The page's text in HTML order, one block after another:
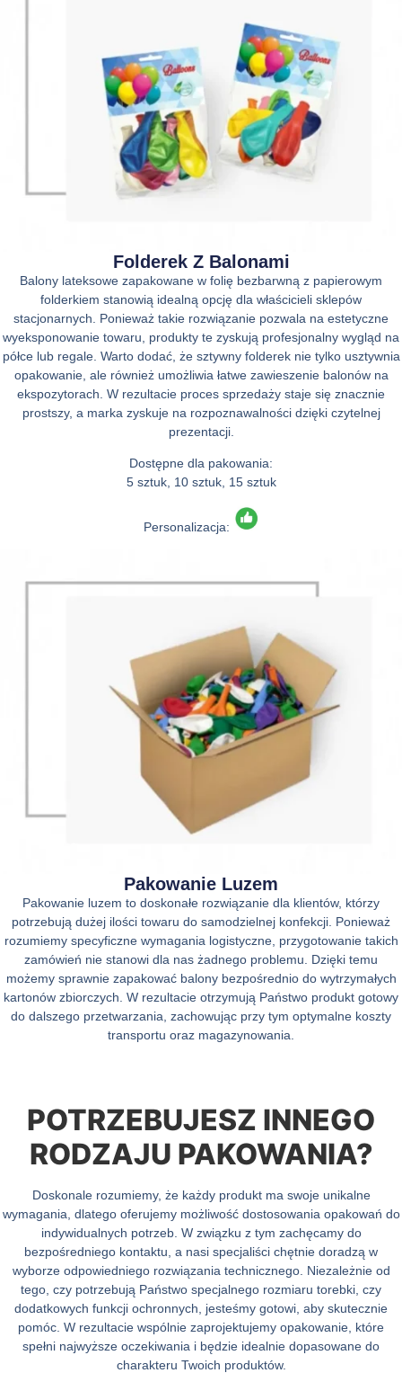
Folderek Z Balonami
Balony lateksowe zapakowane w folię bezbarwną z papierowym
folderkiem stanowią idealną opcję dla właścicieli sklepów
stacjonarnych. Ponieważ takie rozwiązanie pozwala na estetyczne
wyeksponowanie towaru, produkty te zyskują profesjonalny wygląd na
półce lub regale. Warto dodać, że sztywny folderek nie tylko usztywnia
opakowanie, ale również umożliwia łatwe zawieszenie balonów na
ekspozytorach. W rezultacie proces sprzedaży staje się znacznie
prostszy, a marka zyskuje na rozpoznawalności dzięki czytelnej
prezentacji.
Dostępne dla pakowania:
5 sztuk, 10 sztuk, 15 sztuk
Personalizacja:
Pakowanie Luzem
Pakowanie luzem to doskonałe rozwiązanie dla klientów, którzy
potrzebują dużej ilości towaru do samodzielnej konfekcji. Ponieważ
rozumiemy specyficzne wymagania logistyczne, przygotowanie takich
zamówień nie stanowi dla nas żadnego problemu. Dzięki temu
możemy sprawnie zapakować balony bezpośrednio do wytrzymałych
kartonów zbiorczych. W rezultacie otrzymują Państwo produkt gotowy
do dalszego przetwarzania, zachowując przy tym optymalne koszty
transportu oraz magazynowania.
POTRZEBUJESZ INNEGO
RODZAJU PAKOWANIA?
Doskonale rozumiemy, że każdy produkt ma swoje unikalne
wymagania, dlatego oferujemy możliwość dostosowania opakowań do
indywidualnych potrzeb. W związku z tym zachęcamy do
bezpośredniego kontaktu, a nasi specjaliści chętnie doradzą w
wyborze odpowiedniego rozwiązania technicznego. Niezależnie od
tego, czy potrzebują Państwo specjalnego rozmiaru torebki, czy
dodatkowych funkcji ochronnych, jesteśmy gotowi, aby skutecznie
pomóc. W rezultacie wspólnie zaprojektujemy opakowanie, które
spełni najwyższe oczekiwania i będzie idealnie dopasowane do
charakteru Twoich produktów.